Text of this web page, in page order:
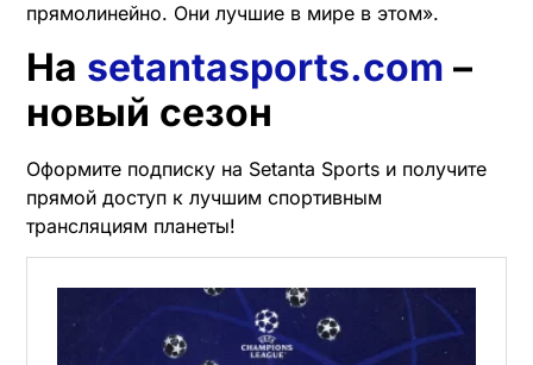
прямолинейно. Они лучшие в мире в этом».
На setantasports.com –
новый сезон
Оформите подписку на Setanta Sports и получите
прямой доступ к лучшим спортивным
трансляциям планеты!